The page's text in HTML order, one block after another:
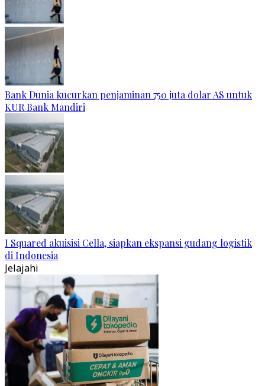
Bank Dunia kucurkan penjaminan 750 juta dolar AS untuk
KUR Bank Mandiri
I Squared akuisisi Cella, siapkan ekspansi gudang logistik
di Indonesia
Jelajahi